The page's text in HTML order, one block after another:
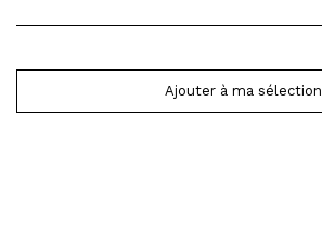
Ajouter à ma sélection